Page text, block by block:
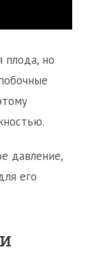
плода, но
давление,
его